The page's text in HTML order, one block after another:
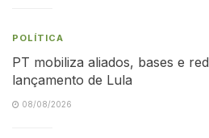
POLÍTICA
PT mobiliza aliados, bases e
lançamento de Lula
08/08/2026